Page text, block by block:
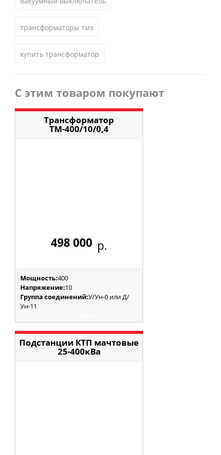
трансформаторы тмз
купить трансформатор
С этим товаром покупают
Трансформатор
ТМ-400/10/0,4
498 000 р.
Мощность:400
Напряжение:10
Группа соединений:У/Ун-0 или Д/
Ун-11
Подстанции КТП мачтовые
25-400кВа